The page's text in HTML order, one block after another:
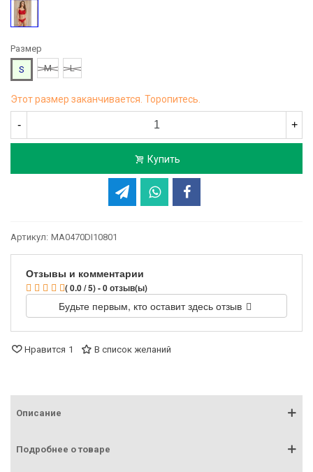
Красный
Размер
S
M L
Этот размер заканчивается. Торопитесь.
- +
Купить
Артикул: MA0470DI10801
Отзывы и комментарии
( 0.0 / 5) - 0 отзыв(ы)
Будьте первым, кто оставит здесь отзыв
Нравится 1 В список желаний
Описание
Подробнее о товаре